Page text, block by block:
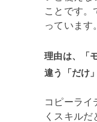
ことです。
っています。
理由は、「
違う「だけ
コピーライ
くスキル